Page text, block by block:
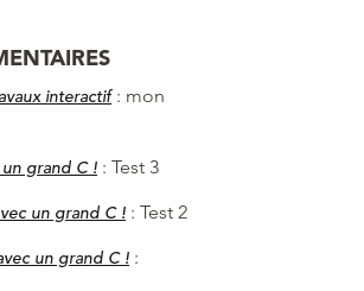
interactif: mon
un grand C ! : Test 3
un grand C ! : Test 2
un grand C ! :